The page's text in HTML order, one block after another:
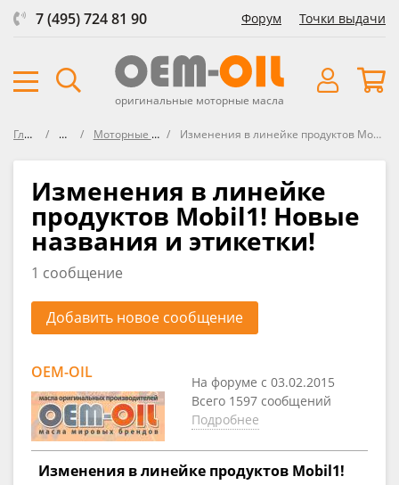
7 (495) 724 81 90 Форум Точки выдачи
оригинальные моторные масла
Главная Форум Моторные масла MOBIL Изменения в линейке продуктов Mobil1! Новые названия и этикетки!
Изменения в линейке
продуктов Mobil1! Новые
названия и этикетки!
1 сообщение
Добавить новое сообщение
OEM-OIL
На форуме с 03.02.2015
Всего 1597 сообщений
Подробнее
Изменения в линейке продуктов Mobil1!